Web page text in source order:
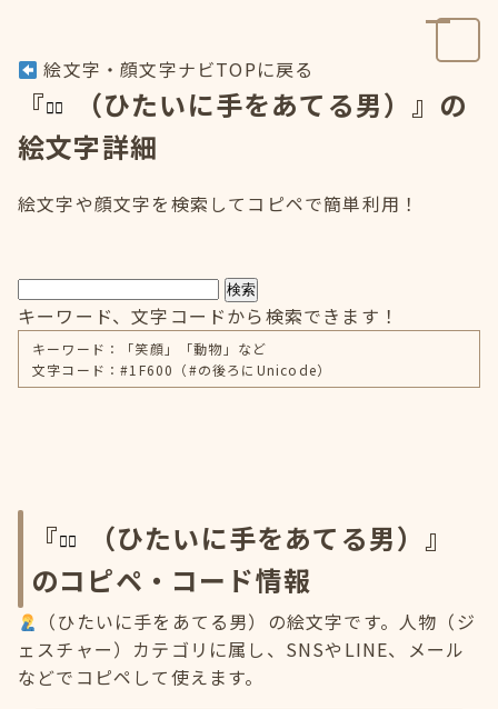
絵文字・顔文字ナビTOPに戻る
『
（ひたいに手をあてる男）』の
絵文字詳細
絵文字や顔文字を検索してコピペで簡単利用！
検索
キーワード、文字コードから検索できます！
キーワード：「笑顔」「動物」など
文字コード：#1F600（#の後ろにUnicode）
『
（ひたいに手をあてる男）』
のコピペ・コード情報
（ひたいに手をあてる男）の絵文字です。人物（ジ
ェスチャー）カテゴリに属し、SNSやLINE、メール
などでコピペして使えます。